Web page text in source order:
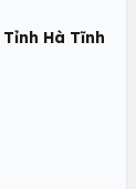
Tỉnh Hà Tĩnh